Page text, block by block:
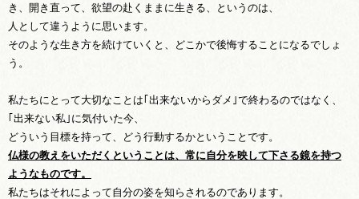
き、開き直って、欲望の赴くままに生きる、というのは、
人として違うように思います。
そのような生き方を続けていくと、どこかで後悔することになるでしょ
う。
私たちにとって大切なことは｢出来ないからダメ｣で終わるのではなく、
｢出来ない私｣に気付いた今、
どういう目標を持って、どう行動するかということです。
仏様の教えをいただくということは、常に自分を映して下さる鏡を持つ
ようなものです。
私たちはそれによって自分の姿を知らされるのであります。